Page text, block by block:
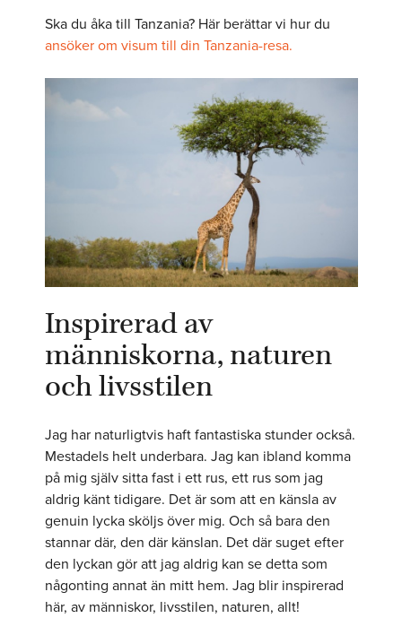
Ska du åka till Tanzania? Här berättar vi hur du
ansöker om visum till din Tanzania-resa.
Inspirerad av
människorna, naturen
och livsstilen
Jag har naturligtvis haft fantastiska stunder också.
Mestadels helt underbara. Jag kan ibland komma
på mig själv sitta fast i ett rus, ett rus som jag
aldrig känt tidigare. Det är som att en känsla av
genuin lycka sköljs över mig. Och så bara den
stannar där, den där känslan. Det där suget efter
den lyckan gör att jag aldrig kan se detta som
någonting annat än mitt hem. Jag blir inspirerad
här, av människor, livsstilen, naturen, allt!